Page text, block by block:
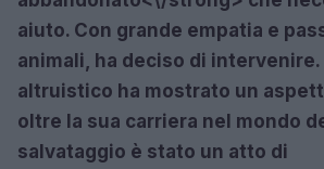
aiuto. Con grande empatia e
animali, ha deciso di
altruistico ha mostrato un
oltre la sua carriera nel mondo
salvataggio è stato un atto di